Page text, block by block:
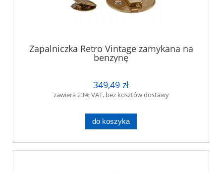
Zapalniczka Retro Vintage zamykana na
benzynę
349,49 zł
zawiera 23% VAT, bez kosztów dostawy
do koszyka